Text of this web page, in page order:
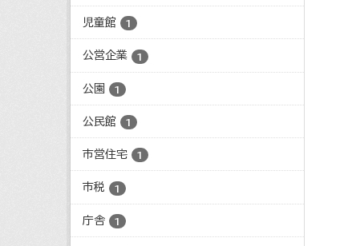
児童館 1
公営企業 1
公園 1
公民館 1
市営住宅 1
市税 1
庁舎 1